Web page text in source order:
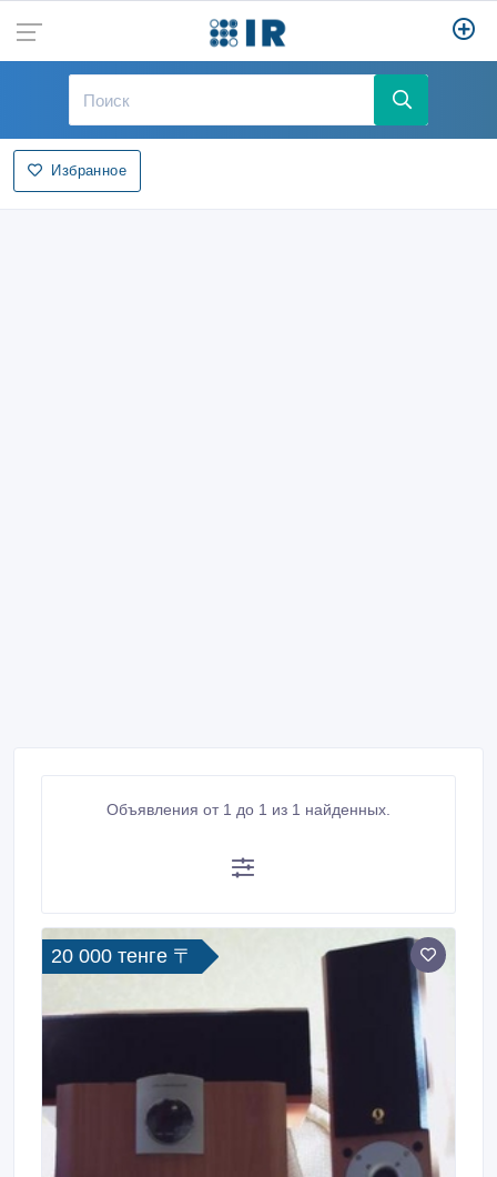
Избранное
Объявления от 1 до 1 из 1 найденных.
20 000 тенге 〒